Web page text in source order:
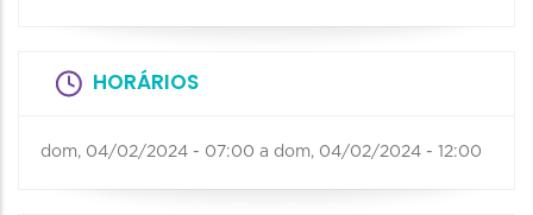
HORÁRIOS
dom, 04/02/2024 - 07:00 a dom, 04/02/2024 - 12:00